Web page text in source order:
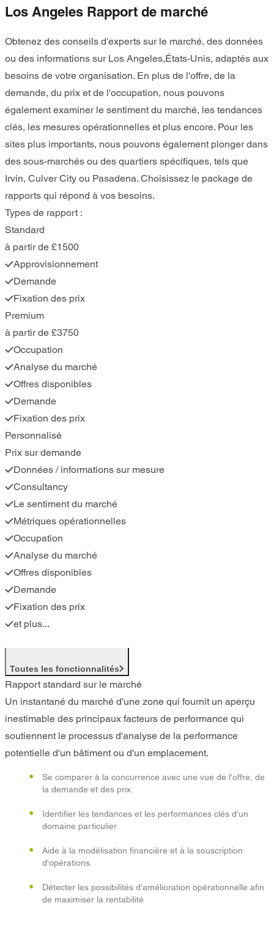
Los Angeles Rapport de marché
Obtenez des conseils d'experts sur le marché, des données
ou des informations sur Los Angeles,États-Unis, adaptés aux
besoins de votre organisation. En plus de l'offre, de la
demande, du prix et de l'occupation, nous pouvons
également examiner le sentiment du marché, les tendances
clés, les mesures opérationnelles et plus encore. Pour les
sites plus importants, nous pouvons également plonger dans
des sous-marchés ou des quartiers spécifiques, tels que
Irvin, Culver City ou Pasadena. Choisissez le package de
rapports qui répond à vos besoins.
Types de rapport :
Standard
à partir de £1500
Approvisionnement
Demande
Fixation des prix
Premium
à partir de £3750
Occupation
Analyse du marché
Offres disponibles
Demande
Fixation des prix
Personnalisé
Prix sur demande
Données / informations sur mesure
Consultancy
Le sentiment du marché
Métriques opérationnelles
Occupation
Analyse du marché
Offres disponibles
Demande
Fixation des prix
et plus...
Toutes les fonctionnalités
Rapport standard sur le marché
Un instantané du marché d'une zone qui fournit un aperçu
inestimable des principaux facteurs de performance qui
soutiennent le processus d'analyse de la performance
potentielle d'un bâtiment ou d'un emplacement.
Se comparer à la concurrence avec une vue de l'offre, de
la demande et des prix.
Identifier les tendances et les performances clés d'un
domaine particulier
Aide à la modélisation financière et à la souscription
d'opérations.
Détecter les possibilités d'amélioration opérationnelle afin
de maximiser la rentabilité